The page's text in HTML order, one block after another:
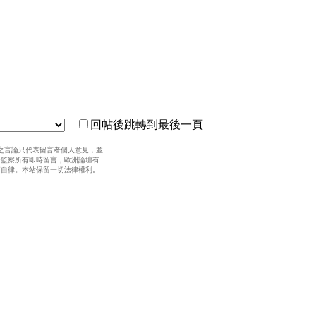
回帖後跳轉到最後一頁
言論只代表留言者個人意見，並
察所有即時留言，歐洲論壇有
律。本站保留一切法律權利。